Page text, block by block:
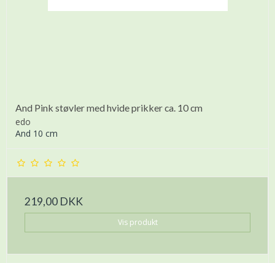
And Pink støvler med hvide prikker ca. 10 cm
edo
And 10 cm
219,00 DKK
Vis produkt